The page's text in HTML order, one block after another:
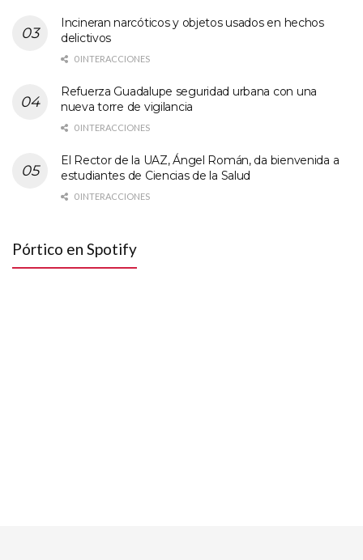
Incineran narcóticos y objetos usados en hechos
delictivos
0 INTERACCIONES
Refuerza Guadalupe seguridad urbana con una
nueva torre de vigilancia
0 INTERACCIONES
El Rector de la UAZ, Ángel Román, da bienvenida a
estudiantes de Ciencias de la Salud
0 INTERACCIONES
Pórtico en Spotify